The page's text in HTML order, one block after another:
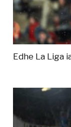
Edhe La Liga